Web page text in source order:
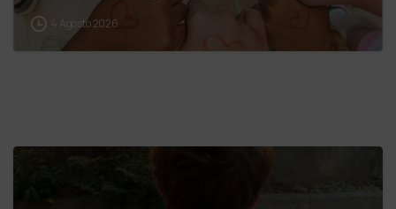
4 Agosto 2026